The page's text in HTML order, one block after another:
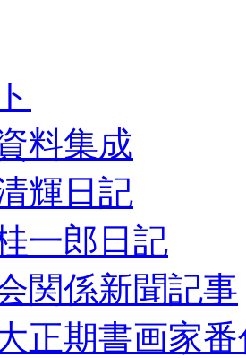
料集成
輝日記
一郎日記
関係新聞記事
正期書画家